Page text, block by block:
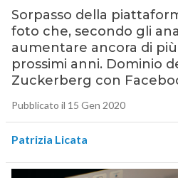
Sorpasso della
foto che, secondo gli
aumentare ancora di
prossimi anni. Dominio
Zuckerberg con
Pubblicato il 15 Gen 2020
Patrizia Licata